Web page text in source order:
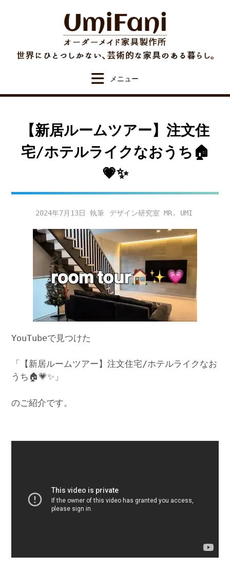
【新居ルームツアー】注文住
宅/ホテルライクなおうち🏠
💗✨
2024年7月13日 デザイン研究室 MR. UMI
YouTubeで見つけた
「【新居ルームツアー】注文住宅/ホテルライクなお
うち🏠💗✨」
のご紹介です。